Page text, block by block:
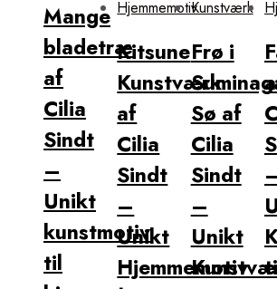
Mange
bladetræ
af
Cilia
Sindt
–
Unikt
kunstmotiv
til
Kitsune
Kunstværk
af
Cilia
Sindt
–
Unikt
Hjemmemotiv
Frø i
Sø af
Cilia
Sindt
–
Unikt